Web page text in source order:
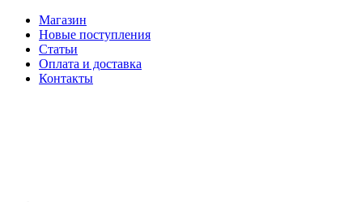
Магазин
Новые поступления
Статьи
Оплата и доставка
Контакты